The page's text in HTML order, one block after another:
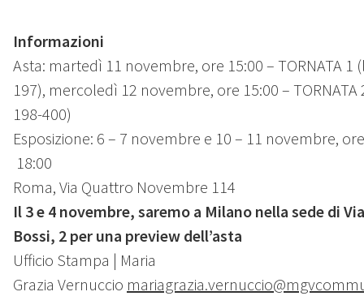
Informazioni
Asta: martedì 11 novembre, ore 15:00 – TORNATA 1
197), mercoledì 12 novembre, ore 15:00 – TORNATA
198-400)
Esposizione: 6 – 7 novembre e 10 – 11 novembre,
18:00
Roma, Via Quattro Novembre 114
Il 3 e 4 novembre, saremo a Milano nella sede di
Bossi, 2 per una preview dell’asta
Ufficio Stampa | Maria
Grazia Vernuccio